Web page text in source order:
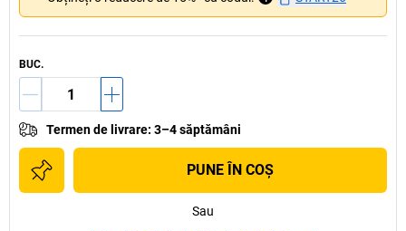
BUC.
Termen de livrare: 3–4 săptămâni
PUNE ÎN COŞ
Sau